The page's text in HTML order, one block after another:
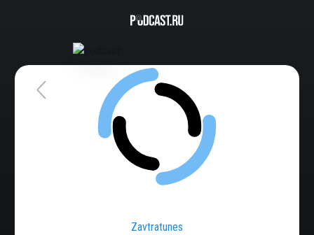
Zavtratunes